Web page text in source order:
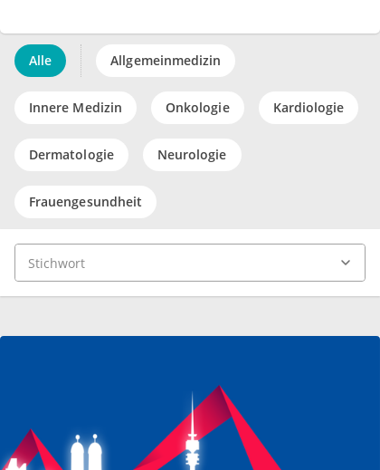
Alle Allgemeinmedizin
Innere Medizin Onkologie Kardiologie
Dermatologie Neurologie
Frauengesundheit